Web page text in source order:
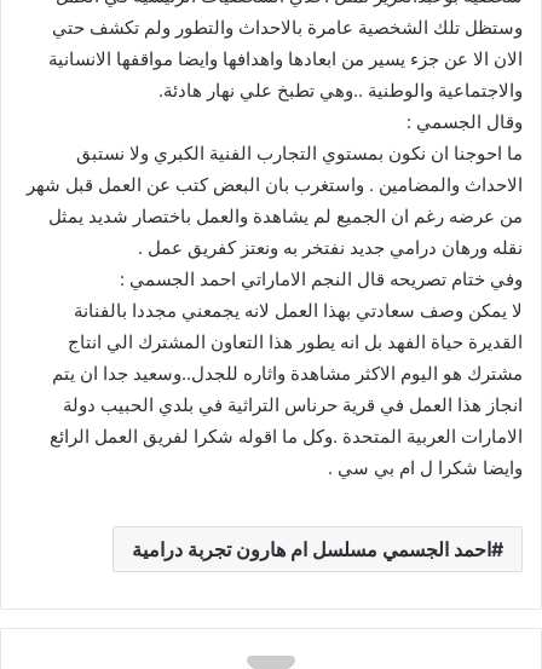
وستظل تلك الشخصية عامرة بالاحداث والتطور ولم تكشف حتي
الان الا عن جزء يسير من ابعادها واهدافها وايضا مواقفها الانسانية
والاجتماعية والوطنية ..وهي تطبخ علي نهار هادئة.
وقال الجسمي :
ما احوجنا ان نكون بمستوي التجارب الفنية الكبري ولا نستبق
الاحداث والمضامين . واستغرب بان البعض كتب عن العمل قبل شهر
من عرضه رغم ان الجميع لم يشاهدة والعمل باختصار شديد يمثل
نقله ورهان درامي جديد نفتخر به ونعتز كفريق عمل .
وفي ختام تصريحه قال النجم الاماراتي احمد الجسمي :
لا يمكن وصف سعادتي بهذا العمل لانه يجمعني مجددا بالفنانة
القديرة حياة الفهد بل انه يطور هذا التعاون المشترك الي انتاج
مشترك هو اليوم الاكثر مشاهدة واثاره للجدل..وسعيد جدا ان يتم
انجاز هذا العمل في قرية حرناس التراثية في بلدي الحبيب دولة
الامارات العربية المتحدة .وكل ما اقوله شكرا لفريق العمل الرائع
وايضا شكرا ل ام بي سي .
احمد الجسمي مسلسل ام هارون تجربة درامية